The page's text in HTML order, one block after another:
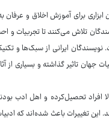
برای آموزش اخلاق و عرفان
تلاش می‌کنند تا تجربیات
ایرانی از سبک‌ها و
جهان تاثیر گذاشته و بسیاری
افراد تحصیل‌کرده و اهل ادب
این تغییرات باعث شده‌اند که